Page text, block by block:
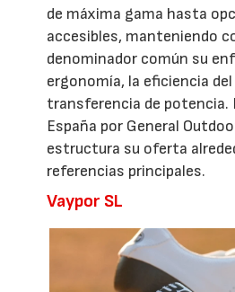
de máxima gama hasta
accesibles, manteniendo
denominador común su
ergonomía, la eficiencia del
transferencia de potencia.
España por General
estructura su oferta
referencias principales.
Vaypor SL